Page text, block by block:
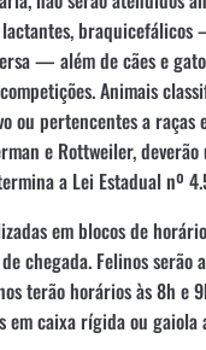
lactantes,
— além de cães e
Animais
ou pertencentes a raças
e Rottweiler,
a Lei Estadual nº
em blocos de
chegada. Felinos serão
terão horários às 8h e
em caixa rígida ou gaiola